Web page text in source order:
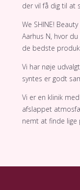
der vil få dig til at
We SHINE!
Aarhus N, hvo​r
de bedste
​Vi har nøje
syntes er godt
Vi er en klinik
afslappet
nemt at finde